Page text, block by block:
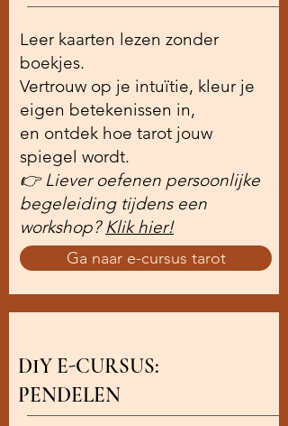
Leer kaarten lezen zonder
boekjes.
Vertrouw op je intuïtie, kleur je
eigen betekenissen in,
en ontdek hoe tarot jouw
spiegel wordt.
👉 Liever oefenen persoonlijke
begeleiding tijdens een
workshop? Klik hier!
Ga naar e-cursus tarot
DIY E-CURSUS:
PENDELEN